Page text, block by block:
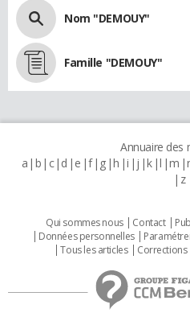
Nom "DEMOUY"
Famille "DEMOUY"
Annuaire des
a b c d e f g h i j k l m
z
Qui sommes nous Contact
Données personnelles
Tous les articles
Corrections